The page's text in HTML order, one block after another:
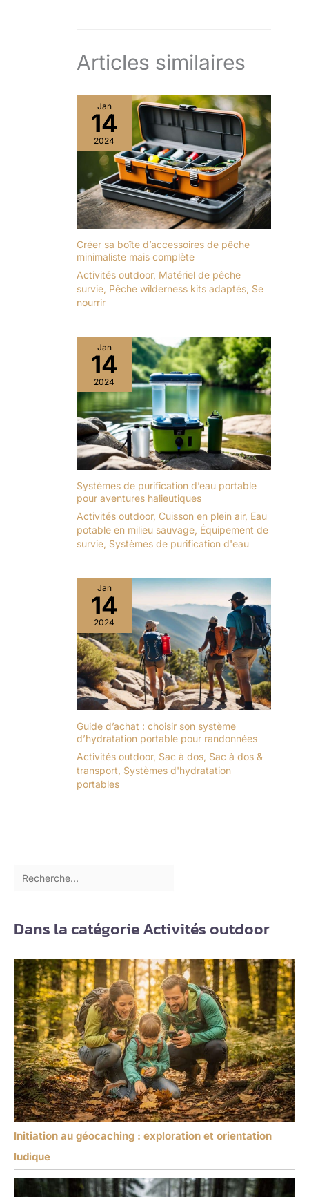
Articles similaires
Jan
14
2024
Créer sa boîte d’accessoires de pêche
minimaliste mais complète
Activités outdoor, Matériel de pêche
survie, Pêche wilderness kits adaptés, Se
nourrir
Jan
14
2024
Systèmes de purification d’eau portable
pour aventures halieutiques
Activités outdoor, Cuisson en plein air, Eau
potable en milieu sauvage, Équipement de
survie, Systèmes de purification d'eau
Jan
14
2024
Guide d’achat : choisir son système
d’hydratation portable pour randonnées
Activités outdoor, Sac à dos, Sac à dos &
transport, Systèmes d'hydratation
portables
Dans la catégorie Activités outdoor
Initiation au géocaching : exploration et orientation
ludique